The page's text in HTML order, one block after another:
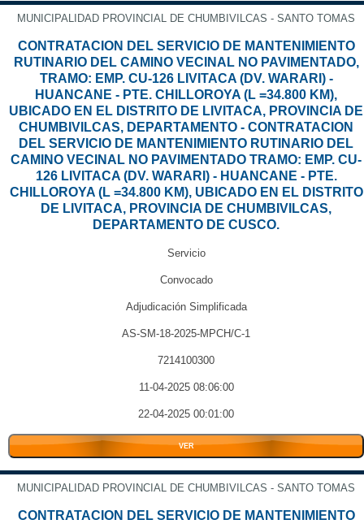
MUNICIPALIDAD PROVINCIAL DE CHUMBIVILCAS - SANTO TOMAS
CONTRATACION DEL SERVICIO DE MANTENIMIENTO
RUTINARIO DEL CAMINO VECINAL NO PAVIMENTADO,
TRAMO: EMP. CU-126 LIVITACA (DV. WARARI) -
HUANCANE - PTE. CHILLOROYA (L =34.800 KM),
UBICADO EN EL DISTRITO DE LIVITACA, PROVINCIA DE
CHUMBIVILCAS, DEPARTAMENTO - CONTRATACION
DEL SERVICIO DE MANTENIMIENTO RUTINARIO DEL
CAMINO VECINAL NO PAVIMENTADO TRAMO: EMP. CU-
126 LIVITACA (DV. WARARI) - HUANCANE - PTE.
CHILLOROYA (L =34.800 KM), UBICADO EN EL DISTRITO
DE LIVITACA, PROVINCIA DE CHUMBIVILCAS,
DEPARTAMENTO DE CUSCO.
Servicio
Convocado
Adjudicación Simplificada
AS-SM-18-2025-MPCH/C-1
7214100300
11-04-2025 08:06:00
22-04-2025 00:01:00
VER
MUNICIPALIDAD PROVINCIAL DE CHUMBIVILCAS - SANTO TOMAS
CONTRATACION DEL SERVICIO DE MANTENIMIENTO